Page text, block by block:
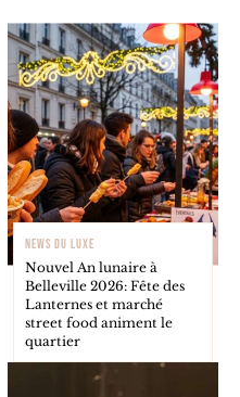
NEWS DU LUXE
Nouvel An lunaire à
Belleville 2026: Fête des
Lanternes et marché
street food animent le
quartier